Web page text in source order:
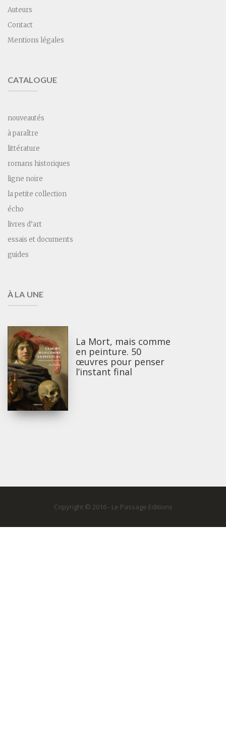
Auteurs
Contact
Mentions légales
CATALOGUE
nouveautés
à paraître
littérature
romans historiques
ligne noire
la petite collection
écho
livres d’art
essais et documents
guides
À LA UNE
La Mort, mais comme
en peinture. 50
œuvres pour penser
l’instant final
Copyright © 2016 - Le Passage Editions